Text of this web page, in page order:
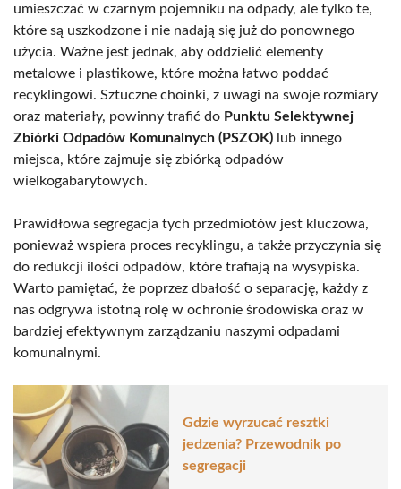
umieszczać w czarnym pojemniku na odpady, ale tylko te,
które są uszkodzone i nie nadają się już do ponownego
użycia. Ważne jest jednak, aby oddzielić elementy
metalowe i plastikowe, które można łatwo poddać
recyklingowi. Sztuczne choinki, z uwagi na swoje rozmiary
oraz materiały, powinny trafić do Punktu Selektywnej
Zbiórki Odpadów Komunalnych (PSZOK) lub innego
miejsca, które zajmuje się zbiórką odpadów
wielkogabarytowych.
Prawidłowa segregacja tych przedmiotów jest kluczowa,
ponieważ wspiera proces recyklingu, a także przyczynia się
do redukcji ilości odpadów, które trafiają na wysypiska.
Warto pamiętać, że poprzez dbałość o separację, każdy z
nas odgrywa istotną rolę w ochronie środowiska oraz w
bardziej efektywnym zarządzaniu naszymi odpadami
komunalnymi.
Gdzie wyrzucać resztki
jedzenia? Przewodnik po
segregacji